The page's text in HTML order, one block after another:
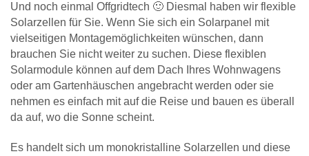
Und noch einmal Offgridtech 🙂 Diesmal haben wir flexible
Solarzellen für Sie. Wenn Sie sich ein Solarpanel mit
vielseitigen Montagemöglichkeiten wünschen, dann
brauchen Sie nicht weiter zu suchen. Diese flexiblen
Solarmodule können auf dem Dach Ihres Wohnwagens
oder am Gartenhäuschen angebracht werden oder sie
nehmen es einfach mit auf die Reise und bauen es überall
da auf, wo die Sonne scheint.
Es handelt sich um monokristalline Solarzellen und diese